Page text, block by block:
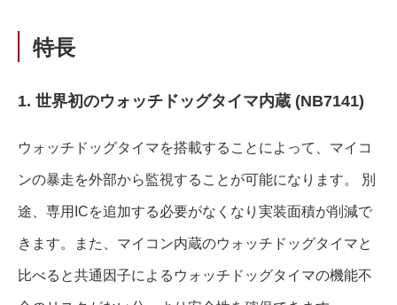
特⾧
1. 世界初のウォッチドッグタイマ内蔵 (NB7141)
ウォッチドッグタイマを搭載することによって、マイコ
ンの暴走を外部から監視することが可能になります。 別
途、専用ICを追加する必要がなくなり実装面積が削減で
きます。また、マイコン内蔵のウォッチドッグタイマと
比べると共通因子によるウォッチドッグタイマの機能不